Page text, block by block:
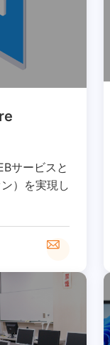
サービスと
）を実現し